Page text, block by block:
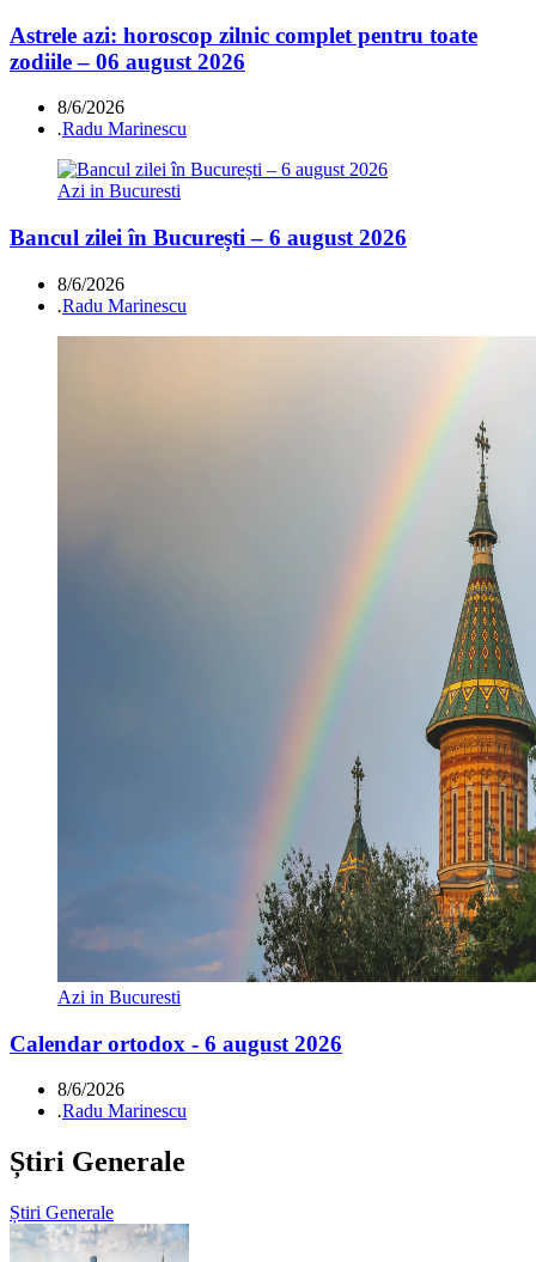
Astrele azi: horoscop zilnic complet pentru toate
zodiile – 06 august 2026
8/6/2026
.Radu Marinescu
Azi in Bucuresti
Bancul zilei în București – 6 august 2026
8/6/2026
.Radu Marinescu
Azi in Bucuresti
Calendar ortodox - 6 august 2026
8/6/2026
.Radu Marinescu
Știri Generale
Știri Generale